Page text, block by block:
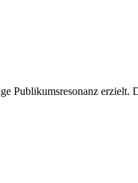
Publikumsresonanz erzielt.